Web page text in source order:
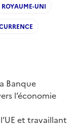
ROYAUME-UNI
Banque
l’économie
et travaillant